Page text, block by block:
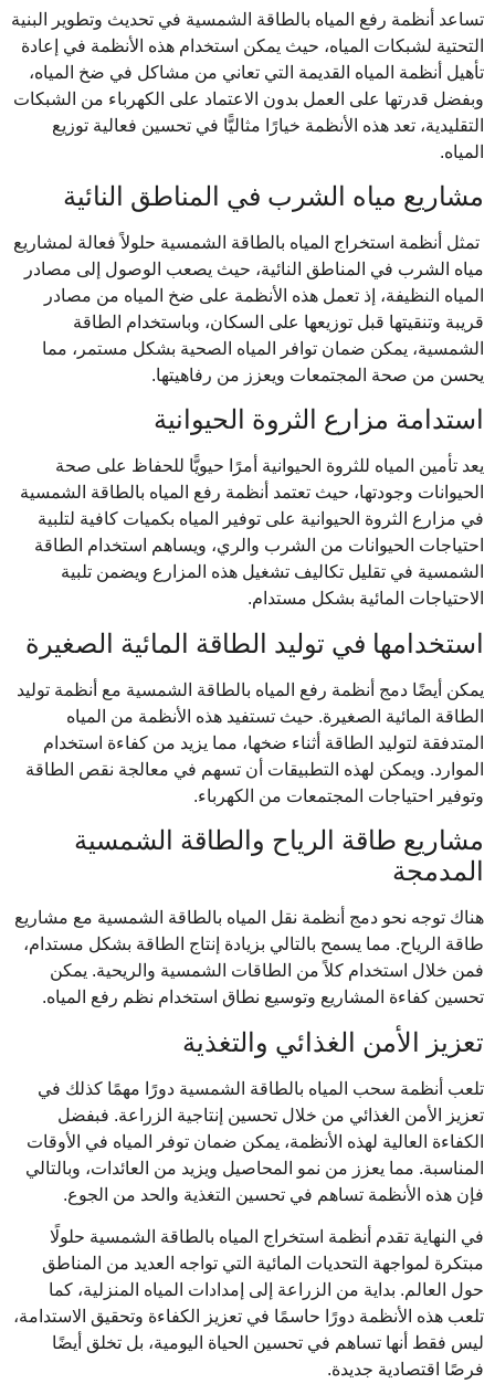
تساعد أنظمة رفع المياه بالطاقة الشمسية في تحديث وتطوير البنية
التحتية لشبكات المياه، حيث يمكن استخدام هذه الأنظمة في إعادة
تأهيل أنظمة المياه القديمة التي تعاني من مشاكل في ضخ المياه،
وبفضل قدرتها على العمل بدون الاعتماد على الكهرباء من الشبكات
التقليدية، تعد هذه الأنظمة خيارًا مثاليًّا في تحسين فعالية توزيع
المياه.
مشاريع مياه الشرب في المناطق النائية
تمثل أنظمة استخراج المياه بالطاقة الشمسية حلولاً فعالة لمشاريع
مياه الشرب في المناطق النائية، حيث يصعب الوصول إلى مصادر
المياه النظيفة، إذ تعمل هذه الأنظمة على ضخ المياه من مصادر
قريبة وتنقيتها قبل توزيعها على السكان، وباستخدام الطاقة
الشمسية، يمكن ضمان توافر المياه الصحية بشكل مستمر، مما
يحسن من صحة المجتمعات ويعزز من رفاهيتها.
استدامة مزارع الثروة الحيوانية
يعد تأمين المياه للثروة الحيوانية أمرًا حيويًّا للحفاظ على صحة
الحيوانات وجودتها، حيث تعتمد أنظمة رفع المياه بالطاقة الشمسية
في مزارع الثروة الحيوانية على توفير المياه بكميات كافية لتلبية
احتياجات الحيوانات من الشرب والري، ويساهم استخدام الطاقة
الشمسية في تقليل تكاليف تشغيل هذه المزارع ويضمن تلبية
الاحتياجات المائية بشكل مستدام.
استخدامها في توليد الطاقة المائية الصغيرة
يمكن أيضًا دمج أنظمة رفع المياه بالطاقة الشمسية مع أنظمة توليد
الطاقة المائية الصغيرة. حيث تستفيد هذه الأنظمة من المياه
المتدفقة لتوليد الطاقة أثناء ضخها، مما يزيد من كفاءة استخدام
الموارد. ويمكن لهذه التطبيقات أن تسهم في معالجة نقص الطاقة
وتوفير احتياجات المجتمعات من الكهرباء.
مشاريع طاقة الرياح والطاقة الشمسية
المدمجة
هناك توجه نحو دمج أنظمة نقل المياه بالطاقة الشمسية مع مشاريع
طاقة الرياح. مما يسمح بالتالي بزيادة إنتاج الطاقة بشكل مستدام،
فمن خلال استخدام كلاً من الطاقات الشمسية والريحية. يمكن
تحسين كفاءة المشاريع وتوسيع نطاق استخدام نظم رفع المياه.
تعزيز الأمن الغذائي والتغذية
تلعب أنظمة سحب المياه بالطاقة الشمسية دورًا مهمًا كذلك في
تعزيز الأمن الغذائي من خلال تحسين إنتاجية الزراعة. فبفضل
الكفاءة العالية لهذه الأنظمة، يمكن ضمان توفر المياه في الأوقات
المناسبة. مما يعزز من نمو المحاصيل ويزيد من العائدات، وبالتالي
فإن هذه الأنظمة تساهم في تحسين التغذية والحد من الجوع.
في النهاية تقدم أنظمة استخراج المياه بالطاقة الشمسية حلولًا
مبتكرة لمواجهة التحديات المائية التي تواجه العديد من المناطق
حول العالم. بداية من الزراعة إلى إمدادات المياه المنزلية، كما
تلعب هذه الأنظمة دورًا حاسمًا في تعزيز الكفاءة وتحقيق الاستدامة،
ليس فقط أنها تساهم في تحسين الحياة اليومية، بل تخلق أيضًا
فرصًا اقتصادية جديدة.